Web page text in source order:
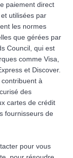
paiement direct
utilisées par
les normes
que gérées par
Council, qui est
comme Visa,
et Discover.
à
des
cartes de crédit
fournisseurs de
pour vous